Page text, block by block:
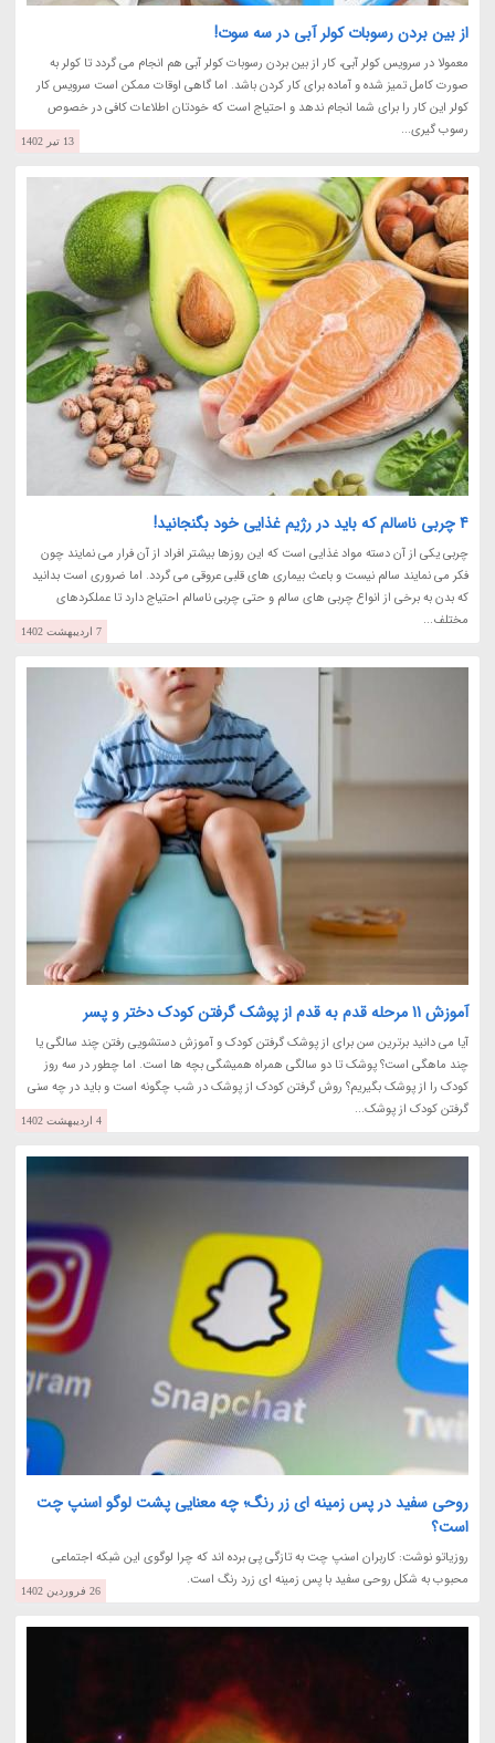
از بین بردن رسوبات کولر آبی در سه سوت!
معمولا در سرویس کولر آبی، کار از بین بردن رسوبات کولر آبی هم انجام می گردد تا کولر به
صورت کامل تمیز شده و آماده برای کار کردن باشد. اما گاهی اوقات ممکن است سرویس کار
کولر این کار را برای شما انجام ندهد و احتیاج است که خودتان اطلاعات کافی در خصوص
رسوب گیری...
13 تیر 1402
4 چربی ناسالم که باید در رژیم غذایی خود بگنجانید!
چربی یکی از آن دسته مواد غذایی است که این روزها بیشتر افراد از آن فرار می نمایند چون
فکر می نمایند سالم نیست و باعث بیماری های قلبی عروقی می گردد. اما ضروری است بدانید
که بدن به برخی از انواع چربی های سالم و حتی چربی ناسالم احتیاج دارد تا عملکردهای
مختلف...
7 اردیبهشت 1402
آموزش 11 مرحله قدم به قدم از پوشک گرفتن کودک دختر و پسر
آیا می دانید برترین سن برای از پوشک گرفتن کودک و آموزش دستشویی رفتن چند سالگی یا
چند ماهگی است؟ پوشک تا دو سالگی همراه همیشگی بچه ها است. اما چطور در سه روز
کودک را از پوشک بگیریم؟ روش گرفتن کودک از پوشک در شب چگونه است و باید در چه سنی
گرفتن کودک از پوشک...
4 اردیبهشت 1402
روحی سفید در پس زمینه ای زر رنگ؛ چه معنایی پشت لوگو اسنپ چت
است؟
روزیاتو نوشت: کاربران اسنپ چت به تازگی پی برده اند که چرا لوگوی این شبکه اجتماعی
محبوب به شکل روحی سفید با پس زمینه ای زرد رنگ است.
26 فروردین 1402